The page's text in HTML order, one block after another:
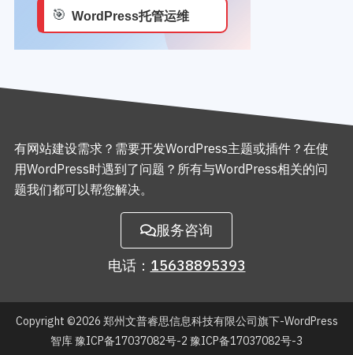
有网站建设需求？需要开发WordPress主题或插件？在使
用WordPress时遇到了问题？所有与WordPress相关的问
题我们都可以帮您解决。
服务咨询
电话： 15638895393
Copyright ©2026 郑州文普睿思信息科技有限公司旗下-WordPress
智库豫ICP备17037082号-2 豫ICP备17037082号-3